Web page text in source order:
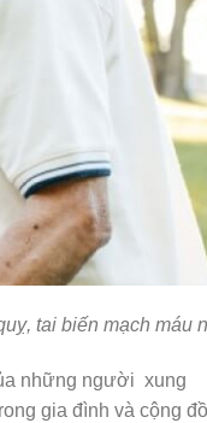
tai biến mạch máu
những người xung
gia đình và cộng